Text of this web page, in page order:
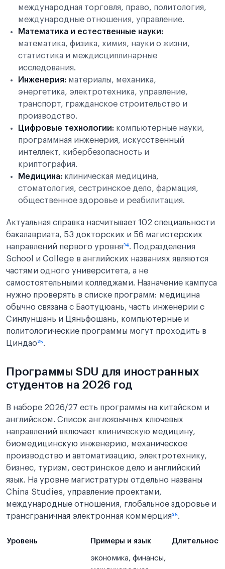
международная торговля, право, политология,
международные отношения, управление.
Математика и естественные науки:
математика, физика, химия, науки о жизни,
статистика и междисциплинарные
исследования.
Инженерия: материалы, механика,
энергетика, электротехника, управление,
транспорт, гражданское строительство и
производство.
Цифровые технологии: компьютерные науки,
программная инженерия, искусственный
интеллект, кибербезопасность и
криптография.
Медицина: клиническая медицина,
стоматология, сестринское дело, фармация,
общественное здоровье и реабилитация.
Актуальная справка насчитывает 102 специальности
бакалавриата, 53 докторских и 56 магистерских
направлений первого уровня³⁴. Подразделения
School и College в английских названиях являются
частями одного университета, а не
самостоятельными колледжами. Назначение кампуса
нужно проверять в списке программ: медицина
обычно связана с Баотуцюань, часть инженерии с
Синлуншань и Цяньфошань, компьютерные и
политологические программы могут проходить в
Циндао³⁵.
Программы SDU для иностранных
студентов на 2026 год
В наборе 2026/27 есть программы на китайском и
английском. Список англоязычных ключевых
направлений включает клиническую медицину,
биомедицинскую инженерию, механическое
производство и автоматизацию, электротехнику,
бизнес, туризм, сестринское дело и английский
язык. На уровне магистратуры отдельно названы
China Studies, управление проектами,
международные отношения, глобальное здоровье и
трансграничная электронная коммерция³⁶.
Уровень Примеры и язык
экономика, финансы,